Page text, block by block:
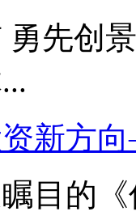
勇先创
新方
目的